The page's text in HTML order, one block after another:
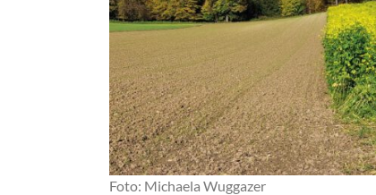
Foto: Michaela Wuggazer